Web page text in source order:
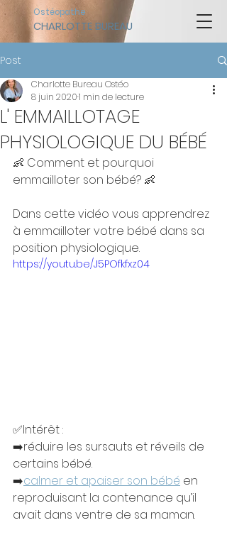
CHARLOTTE BUREAU
Ostéopathe
Post
L' EMMAILLOTAGE
PHYSIOLOGIQUE DU BÉBÉ
Charlotte Bureau Ostéo
8 juin 20201 min de lecture
👶 Comment et pourquoi
emmailloter son bébé? 👶
Dans cette vidéo vous apprendrez
à emmailloter votre bébé dans sa
position physiologique.
https://youtu.be/J5POfkfxz04
✅Intérêt :
➡️réduire les sursauts et réveils de
certains bébé.
➡️calmer et apaiser son bébé en
reproduisant la contenance qu’il
avait dans ventre de sa maman.